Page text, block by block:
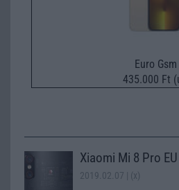
Euro Gsm
435.000 Ft
Xiaomi Mi 8 Pro
2019.02.07 | (x)